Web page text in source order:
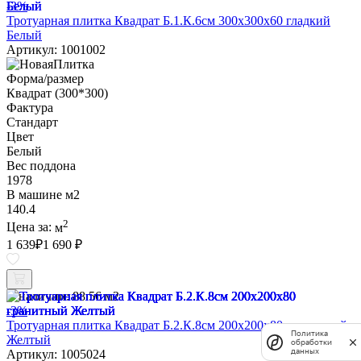
-3%
Тротуарная плитка Квадрат Б.1.К.6см 300х300х60 гладкий
Белый
Артикул: 1001002
Форма/размер
Квадрат (300*300)
Фактура
Стандарт
Цвет
Белый
Вес поддона
1978
В машине м2
140.4
Цена за: м2
1 639₽1 690 ₽
В наличии: 88.56 м2
-3%
Тротуарная плитка Квадрат Б.2.К.8см 200х200х80 гранитный
Желтый
Артикул: 1005024
Политика
обработки
данных